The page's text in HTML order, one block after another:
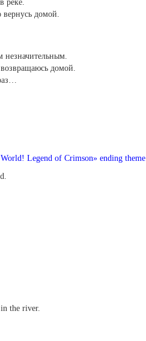
реке.
вернусь домой.
незначительным.
возвращаюсь домой.
Legend of Crimson» ending theme
the river.